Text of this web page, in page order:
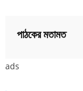
পাঠকের মতামত
ads